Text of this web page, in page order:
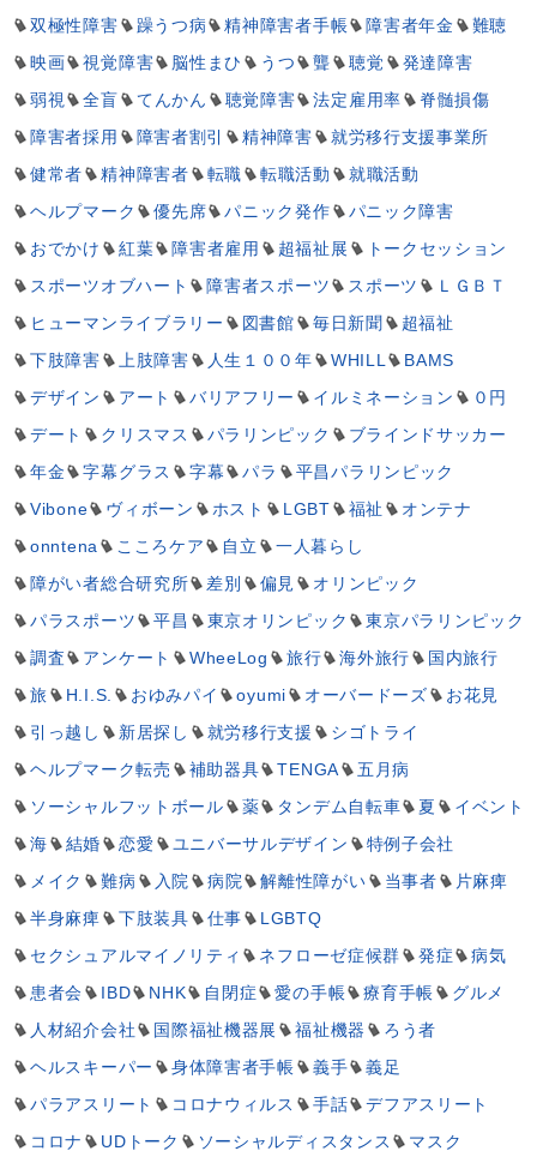
双極性障害
躁うつ病 精神障害者手帳 障害者年金
難聴
映画
視覚障害 脳性まひ うつ 聾 聴覚
発達障害
弱視
全盲 てんかん 聴覚障害 法定雇用率
脊髄損傷
障害者採用
障害者割引 精神障害
就労移行支援事業所
健常者
精神障害者 転職 転職活動
就職活動
ヘルプマーク
優先席 パニック発作
パニック障害
おでかけ
紅葉 障害者雇用 超福祉展
トークセッション
スポーツオブハート
障害者スポーツ スポーツ
ＬＧＢＴ
ヒューマンライブラリー
図書館 毎日新聞
超福祉
下肢障害
上肢障害 人生１００年 WHILL
BAMS
デザイン
アート バリアフリー イルミネーション
０円
デート
クリスマス パラリンピック
ブラインドサッカー
年金
字幕グラス 字幕 パラ
平昌パラリンピック
Vibone
ヴィボーン ホスト LGBT 福祉
オンテナ
onntena
こころケア 自立
一人暮らし
障がい者総合研究所
差別 偏見
オリンピック
パラスポーツ
平昌 東京オリンピック
東京パラリンピック
調査
アンケート WheeLog 旅行 海外旅行
国内旅行
旅
H.I.S. おゆみパイ oyumi オーバードーズ
お花見
引っ越し
新居探し 就労移行支援
シゴトライ
ヘルプマーク転売
補助器具 TENGA
五月病
ソーシャルフットボール
薬 タンデム自転車 夏
イベント
海
結婚 恋愛 ユニバーサルデザイン
特例子会社
メイク
難病 入院 病院 解離性障がい 当事者
片麻痺
半身麻痺
下肢装具 仕事
LGBTQ
セクシュアルマイノリティ
ネフローゼ症候群 発症
病気
患者会
IBD NHK 自閉症 愛の手帳 療育手帳
グルメ
人材紹介会社
国際福祉機器展 福祉機器
ろう者
ヘルスキーパー
身体障害者手帳 義手
義足
パラアスリート
コロナウィルス 手話
デフアスリート
コロナ
UDトーク ソーシャルディスタンス マスク